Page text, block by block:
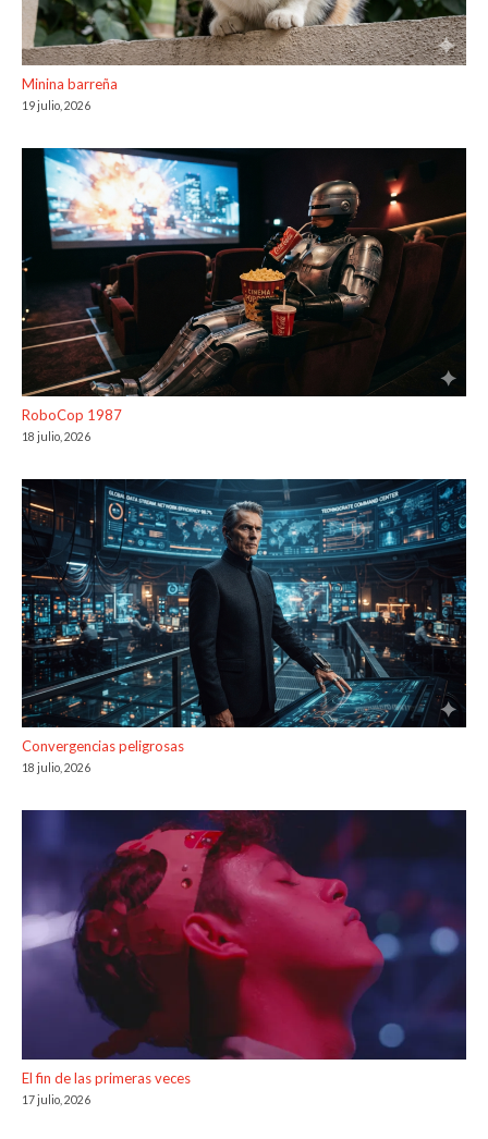
Minina barreña
19 julio, 2026
RoboCop 1987
18 julio, 2026
Convergencias peligrosas
18 julio, 2026
El fin de las primeras veces
17 julio, 2026